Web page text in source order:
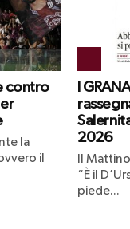
contro
la
il
I
2026
Il
“È il
piede...